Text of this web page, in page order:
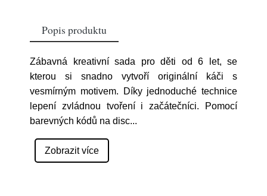
Popis produktu
Zábavná kreativní sada pro děti od 6 let, se
kterou si snadno vytvoří originální káči s
vesmírným motivem. Díky jednoduché technice
lepení zvládnou tvoření i začátečníci. Pomocí
barevných kódů na disc...
Zobrazit více